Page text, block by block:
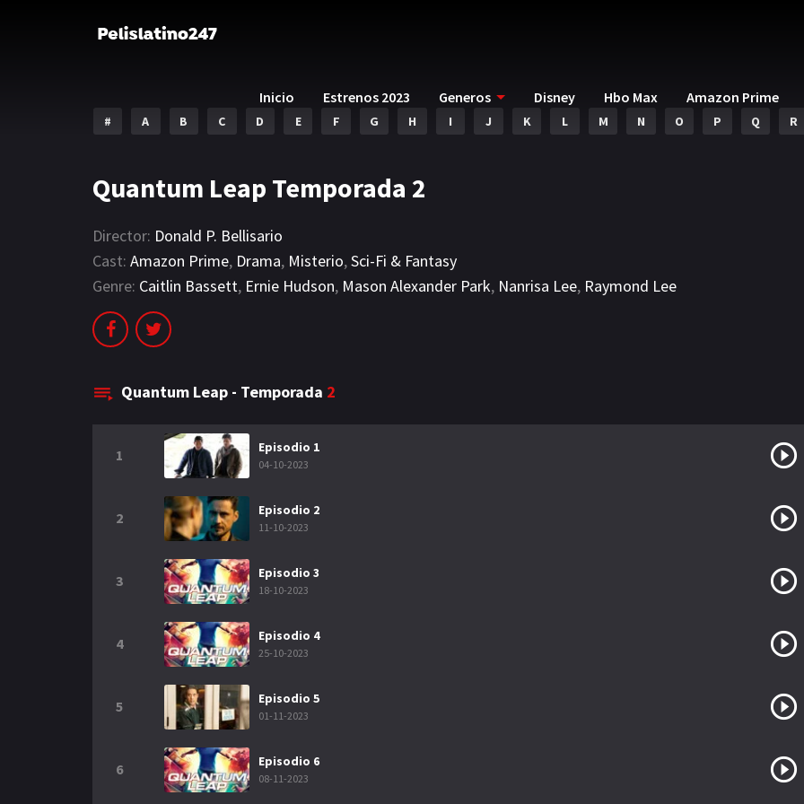
Inicio Estrenos 2023 Generos Disney Hbo Max Amazon Prime
# A B C D E F G H I J K L M N O P Q R
Quantum Leap Temporada 2
Director: Donald P. Bellisario
Cast: Amazon Prime, Drama, Misterio,Sci-Fi & Fantasy
Genre: Caitlin Bassett, Ernie Hudson, Mason Alexander Park, Nanrisa Lee, Raymond Lee
Quantum Leap - Temporada 2
1 Episodio 1
04-10-2023
2 Episodio 2
11-10-2023
3 Episodio 3
18-10-2023
4 Episodio 4
25-10-2023
5 Episodio 5
01-11-2023
6 Episodio 6
08-11-2023